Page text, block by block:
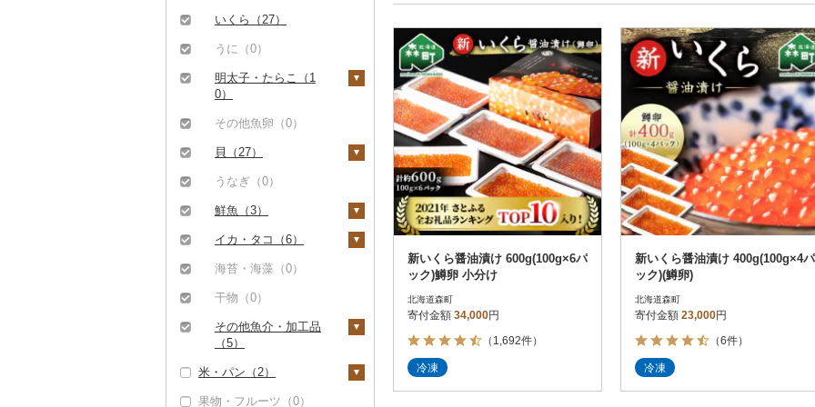
もつ鍋（1）
ローストビーフ（0）
ビーフジャーキー
（0）
その他牛肉（加工品）
豚肉（加工品）（0）
鶏肉（0）
鹿肉（0）
スカン）（0）
鴨肉（0）
猪肉（0）
その他肉・加工品
タラバガニ（3）
毛ガニ（12）
かにしゃぶ（1）
甘エビ（0）
ボタンエビ（10）
伊勢海老（0）
いくら（27）
うに（0）
明太子・たらこ（1
0）
明太子（5）
たらこ（6）
その他魚卵（0）
貝（27）
帆立（ホタテ）（2
サザエ（0）
はまぐり（0）
その他貝（0）
うなぎ（0）
鮮魚（3）
鮭・サーモン（2）
マグロ（0）
イワシ（0）
カツオ（0）
イカ・タコ（6）
イカ（6）
タコ（3）
海苔・海藻（0）
干物（0）
その他魚介・加工品
（5）
しらす・ちりめん
米・パン（2）
米（2）
果物・フルーツ（0）
円
決済方法 解除
PayPay
クレジットカード決済
Amazon Pay
楽天ペイ
メルペイ
コンビニ支払い
ソフトバンクまとめて支払い
d払い
金融機関(Pay-easy決済)
発送種別 解除
通常
冷蔵便
冷凍便
結果を見る（
新着順
レビュー
レビュ
寄付金額
寄付金額
新いくら醤油漬け 600g(100g×6パ
ック)鱒卵 小分け
北海道森町
寄付金額 34,000円
（1,692件）
冷凍
新いくら醤油漬け 400g(100g×4パ
ック)(鱒卵)
北海道森町
寄付金額 23,000円
（6件）
冷凍